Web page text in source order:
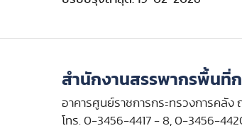
สำนักงานสรรพากรพื้นที่
อาคารศูนย์ราชการกระทรวงการคลั
โทร. 0-3456-4417 - 8, 0-3456-